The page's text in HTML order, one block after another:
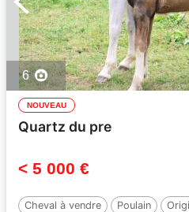
6
NOUVEAU
Quartz du pre
< 5 000 €
Cheval à vendre Poulain